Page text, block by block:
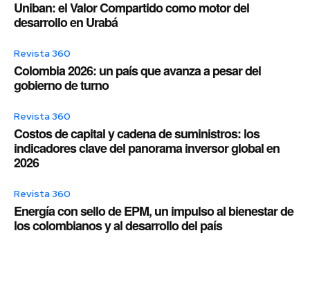
Uniban: el Valor Compartido como motor del
desarrollo en Urabá
Revista 360
Colombia 2026: un país que avanza a pesar del
gobierno de turno
Revista 360
Costos de capital y cadena de suministros: los
indicadores clave del panorama inversor global en
2026
Revista 360
Energía con sello de EPM, un impulso al bienestar de
los colombianos y al desarrollo del país